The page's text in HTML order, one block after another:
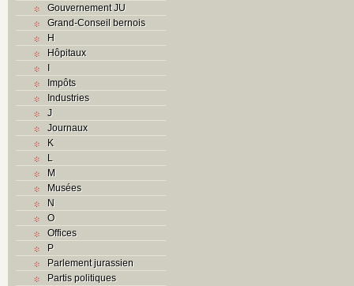
Gouvernement JU
Grand-Conseil bernois
H
Hôpitaux
I
Impôts
Industries
J
Journaux
K
L
M
Musées
N
O
Offices
P
Parlement jurassien
Partis politiques